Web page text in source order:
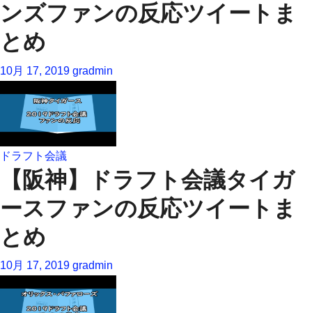
ンズファンの反応ツイートま
とめ
10月 17, 2019 gradmin
ドラフト会議
【阪神】ドラフト会議タイガ
ースファンの反応ツイートま
とめ
10月 17, 2019 gradmin